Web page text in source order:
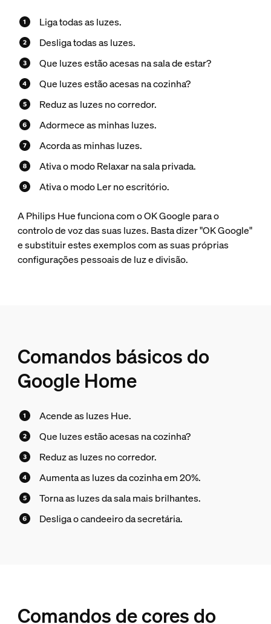
Liga todas as luzes.
Desliga todas as luzes.
Que luzes estão acesas na sala de estar?
Que luzes estão acesas na cozinha?
Reduz as luzes no corredor.
Adormece as minhas luzes.
Acorda as minhas luzes.
Ativa o modo Relaxar na sala privada.
Ativa o modo Ler no escritório.
A Philips Hue funciona com o OK Google para o
controlo de voz das suas luzes. Basta dizer "OK Google"
e substituir estes exemplos com as suas próprias
configurações pessoais de luz e divisão.
Comandos básicos do
Google Home
Acende as luzes Hue.
Que luzes estão acesas na cozinha?
Reduz as luzes no corredor.
Aumenta as luzes da cozinha em 20%.
Torna as luzes da sala mais brilhantes.
Desliga o candeeiro da secretária.
Comandos de cores do